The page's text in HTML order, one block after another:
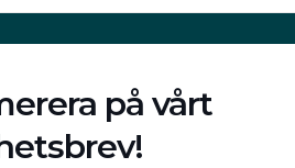
på vårt